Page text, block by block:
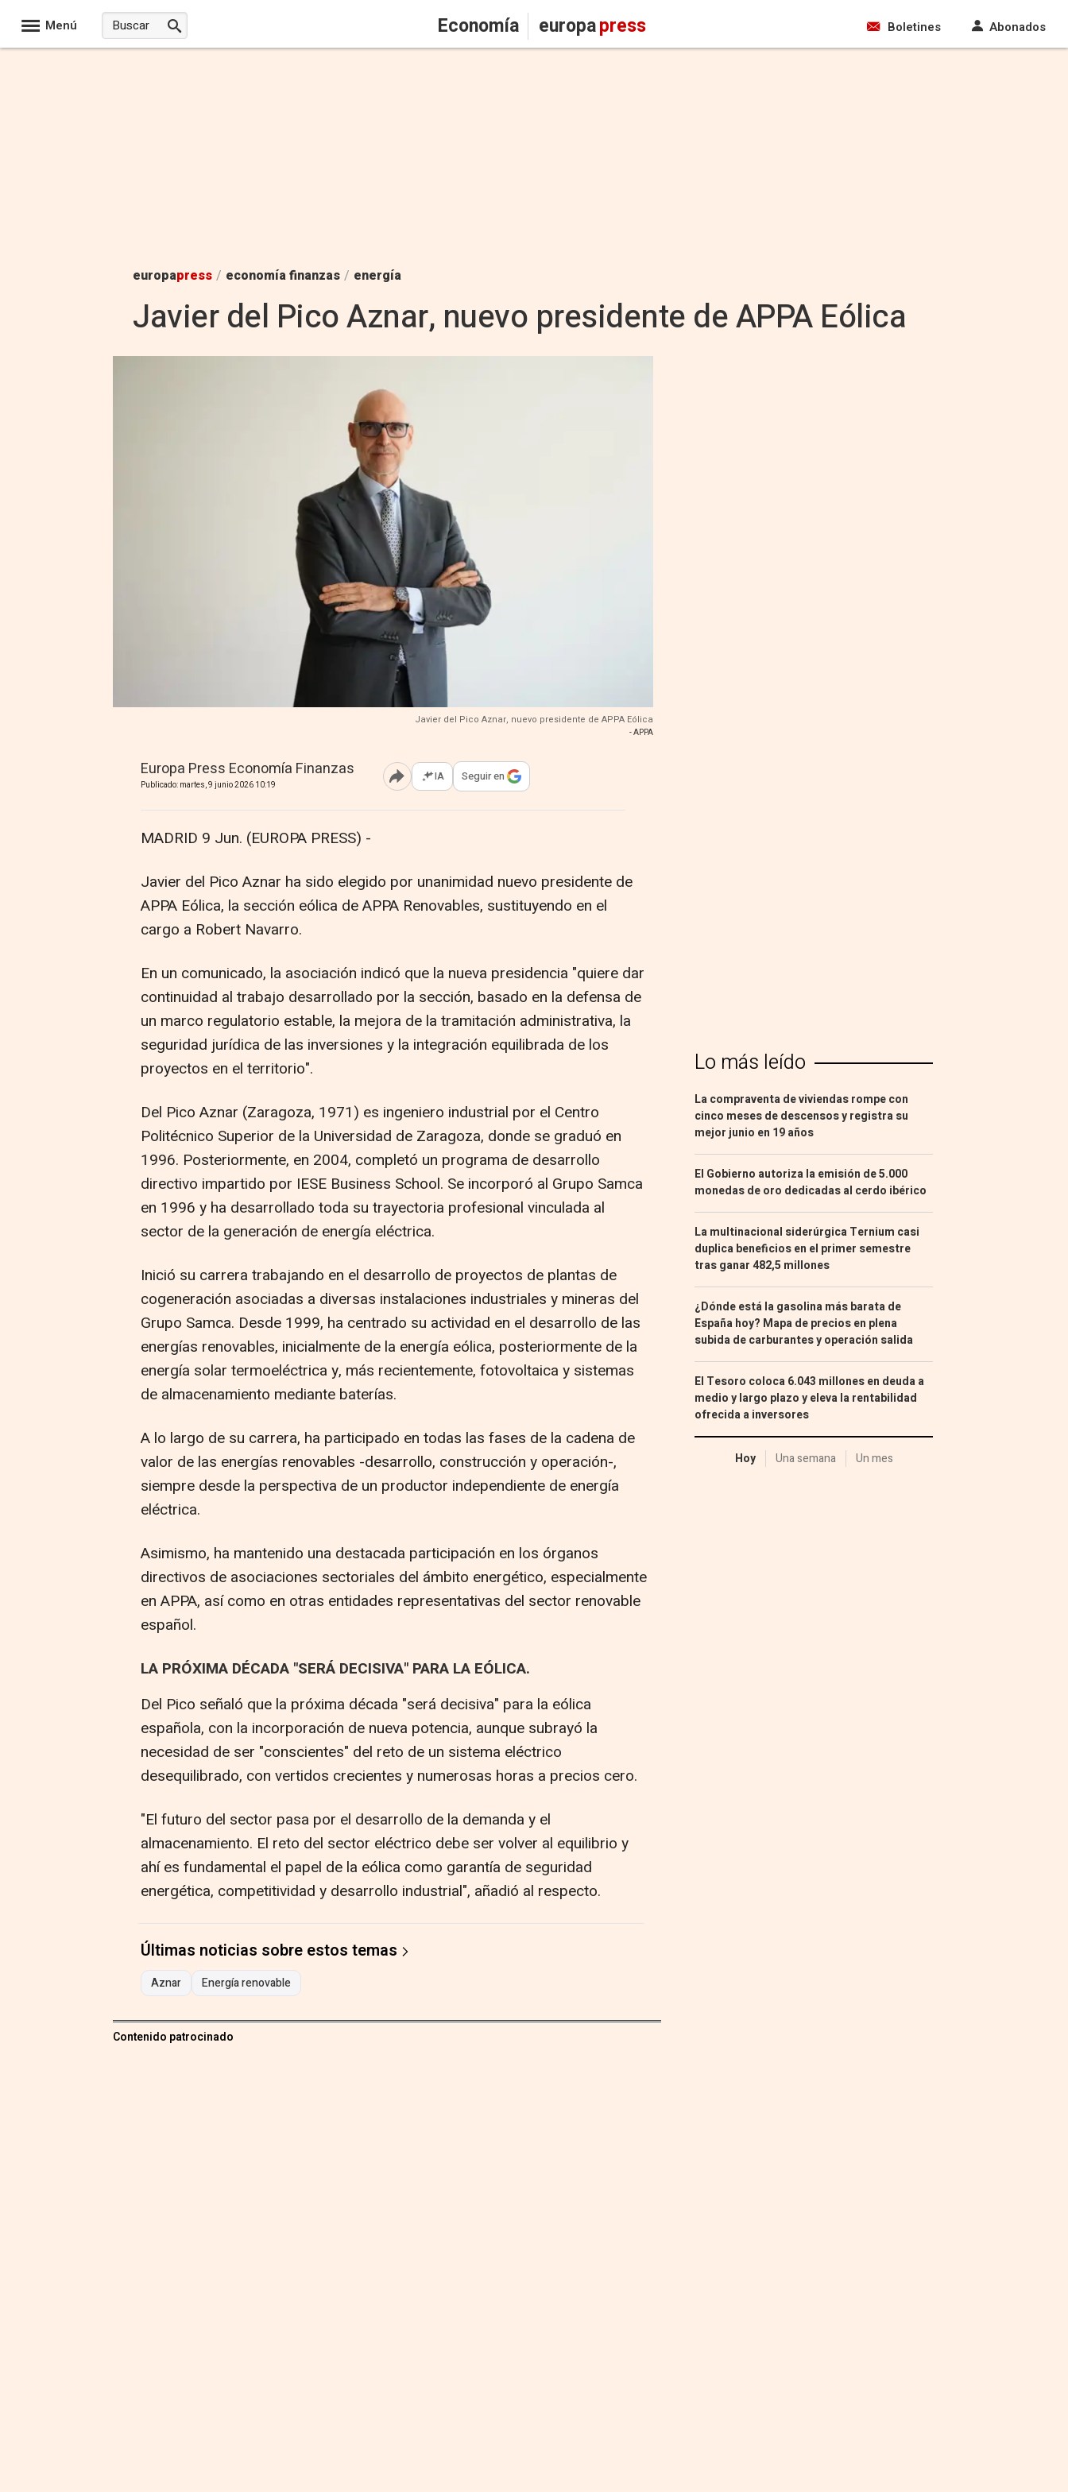
Menú Economía europapress Boletines Abonados
europapress / economía finanzas / energía
Javier del Pico Aznar, nuevo presidente de APPA Eólica
Javier del Pico Aznar, nuevo presidente de APPA Eólica
- APPA
Europa Press Economía Finanzas
Publicado: martes, 9 junio 2026 10:19 Abrir opciones para compartir
IA Seguir en
MADRID 9 Jun. (EUROPA PRESS) -
Javier del Pico Aznar ha sido elegido por unanimidad nuevo presidente de
APPA Eólica, la sección eólica de APPA Renovables, sustituyendo en el
cargo a Robert Navarro.
En un comunicado, la asociación indicó que la nueva presidencia "quiere dar
continuidad al trabajo desarrollado por la sección, basado en la defensa de
un marco regulatorio estable, la mejora de la tramitación administrativa, la
seguridad jurídica de las inversiones y la integración equilibrada de los
proyectos en el territorio".
Del Pico Aznar (Zaragoza, 1971) es ingeniero industrial por el Centro
Politécnico Superior de la Universidad de Zaragoza, donde se graduó en
1996. Posteriormente, en 2004, completó un programa de desarrollo
directivo impartido por IESE Business School. Se incorporó al Grupo Samca
en 1996 y ha desarrollado toda su trayectoria profesional vinculada al
sector de la generación de energía eléctrica.
Inició su carrera trabajando en el desarrollo de proyectos de plantas de
cogeneración asociadas a diversas instalaciones industriales y mineras del
Grupo Samca. Desde 1999, ha centrado su actividad en el desarrollo de las
energías renovables, inicialmente de la energía eólica, posteriormente de la
energía solar termoeléctrica y, más recientemente, fotovoltaica y sistemas
de almacenamiento mediante baterías.
A lo largo de su carrera, ha participado en todas las fases de la cadena de
valor de las energías renovables -desarrollo, construcción y operación-,
siempre desde la perspectiva de un productor independiente de energía
eléctrica.
Asimismo, ha mantenido una destacada participación en los órganos
directivos de asociaciones sectoriales del ámbito energético, especialmente
en APPA, así como en otras entidades representativas del sector renovable
español.
LA PRÓXIMA DÉCADA "SERÁ DECISIVA" PARA LA EÓLICA.
Del Pico señaló que la próxima década "será decisiva" para la eólica
española, con la incorporación de nueva potencia, aunque subrayó la
necesidad de ser "conscientes" del reto de un sistema eléctrico
desequilibrado, con vertidos crecientes y numerosas horas a precios cero.
"El futuro del sector pasa por el desarrollo de la demanda y el
almacenamiento. El reto del sector eléctrico debe ser volver al equilibrio y
ahí es fundamental el papel de la eólica como garantía de seguridad
energética, competitividad y desarrollo industrial", añadió al respecto.
Últimas noticias sobre estos temas
Aznar Energía renovable
Contenido patrocinado
Lo más leído
La compraventa de viviendas rompe con
cinco meses de descensos y registra su
mejor junio en 19 años
El Gobierno autoriza la emisión de 5.000
monedas de oro dedicadas al cerdo ibérico
La multinacional siderúrgica Ternium casi
duplica beneficios en el primer semestre
tras ganar 482,5 millones
¿Dónde está la gasolina más barata de
España hoy? Mapa de precios en plena
subida de carburantes y operación salida
El Tesoro coloca 6.043 millones en deuda a
medio y largo plazo y eleva la rentabilidad
ofrecida a inversores
Hoy Una semana Un mes